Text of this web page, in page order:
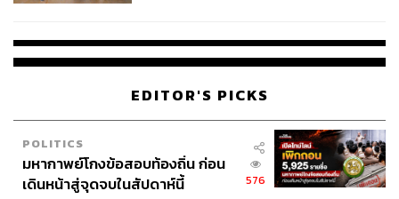
EDITOR'S PICKS
POLITICS
มหากาพย์โกงข้อสอบท้องถิ่น ก่อน
เดินหน้าสู่จุดจบในสัปดาห์นี้
576